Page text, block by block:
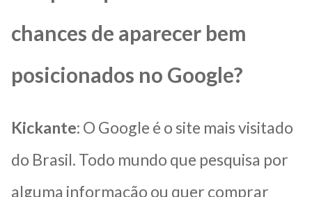
chances de aparecer bem
posicionados no Google?
Kickante: O Google é o site mais visitado
do Brasil. Todo mundo que pesquisa por
alguma informação ou quer comprar